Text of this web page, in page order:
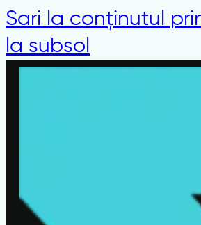
Sari la conținutul
la subsol